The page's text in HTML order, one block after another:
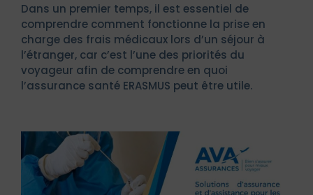
Dans un premier temps, il est essentiel de
comprendre comment fonctionne la prise en
charge des frais médicaux lors d’un séjour à
l’étranger, car c’est l’une des priorités du
voyageur afin de comprendre en quoi
l’assurance santé ERASMUS peut être utile.